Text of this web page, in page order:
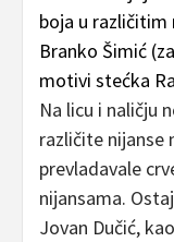
boja u
Branko Šimić
motivi stećka
Na licu i naličju
različite nijanse
prevladavale
nijansama.
Jovan Dučić,